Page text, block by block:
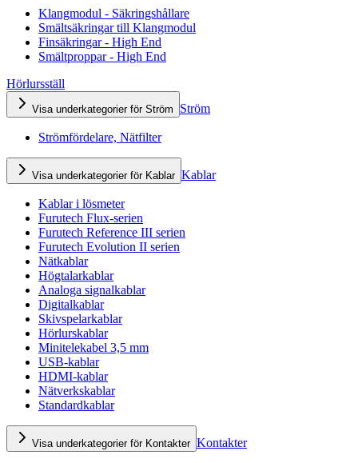
Klangmodul - Säkringshållare
Smältsäkringar till Klangmodul
Finsäkringar - High End
Smältproppar - High End
Hörlursställ
Visa underkategorier för Ström Ström
Strömfördelare, Nätfilter
Visa underkategorier för Kablar Kablar
Kablar i lösmeter
Furutech Flux-serien
Furutech Reference III serien
Furutech Evolution II serien
Nätkablar
Högtalarkablar
Analoga signalkablar
Digitalkablar
Skivspelarkablar
Hörlurskablar
Minitelekabel 3,5 mm
USB-kablar
HDMI-kablar
Nätverkskablar
Standardkablar
Visa underkategorier för Kontakter Kontakter